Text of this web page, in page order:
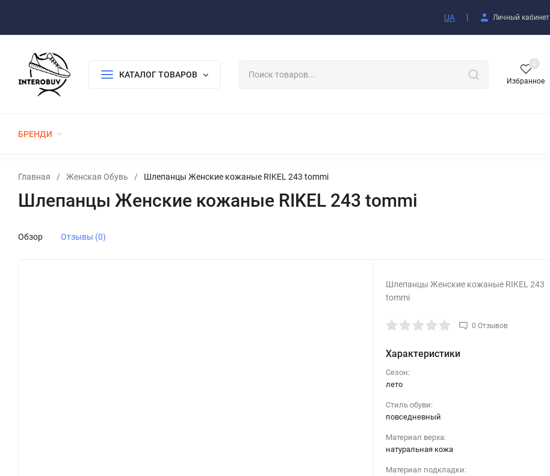
UA Личный кабинет
КАТАЛОГ ТОВАРОВ
Избранное
0
БРЕНДИ
Главная / Женская Обувь / Шлепанцы Женские кожаные RIKEL 243 tommi
Шлепанцы Женские кожаные RIKEL 243 tommi
Обзор Отзывы (0)
Шлепанцы Женские кожаные RIKEL 243
tommi
0 Отзывов
Характеристики
Сезон:
лето
Стиль обуви:
повседневный
Материал верха:
натуральная кожа
Материал подкладки: